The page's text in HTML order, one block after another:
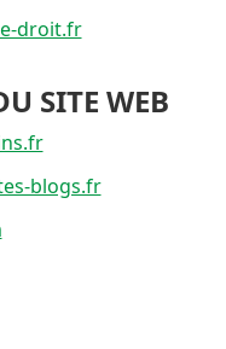
droit.fr
SITE WEB
blogs.fr